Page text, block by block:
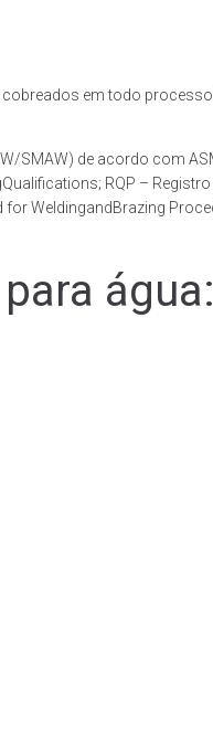
em todo processo
SMAW) de acordo com
RQP –
WeldingandBrazing
água: